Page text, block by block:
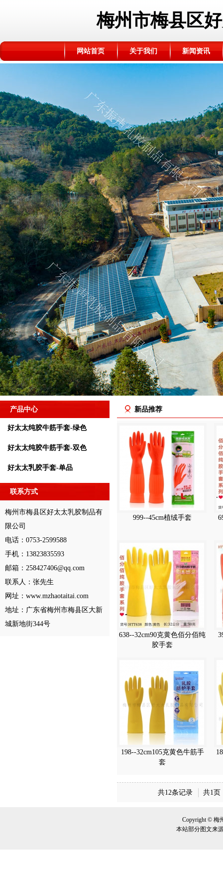
梅州市梅县区
网站首页 关于我们 新闻资讯
产品中心
好太太纯胶牛筋手套-绿色
好太太纯胶牛筋手套-双色
好太太乳胶手套-单品
联系方式
梅州市梅县区好太太乳胶制品有
限公司
电话：0753-2599588
手机：13823835593
邮箱：258427406@qq.com
联系人：张先生
网址：www.mzhaotaitai.com
地址：广东省梅州市梅县区大新
城新地街344号
新品推荐
999--45cm植绒手套
638--32cm90克黄色佰分佰纯
胶手套
198--32cm105克黄色牛筋手
套
共12条记录 共1页
Copyright © 梅
本站部分图文来